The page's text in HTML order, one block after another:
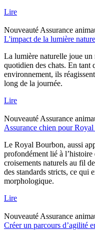
Lire
NouveautéAssurance
L'impact de la lumière
La lumière naturelle joue un
quotidien des chats. En tant
environnement, ils
long de la journée.
Lire
NouveautéAssurance
Assurance chien pour
Le Royal Bourbon, aussi
profondément lié à
croisements naturels au fil
des standards stricts, ce qui
morphologique.
Lire
NouveautéAssurance
Créer un parcours d’agilité